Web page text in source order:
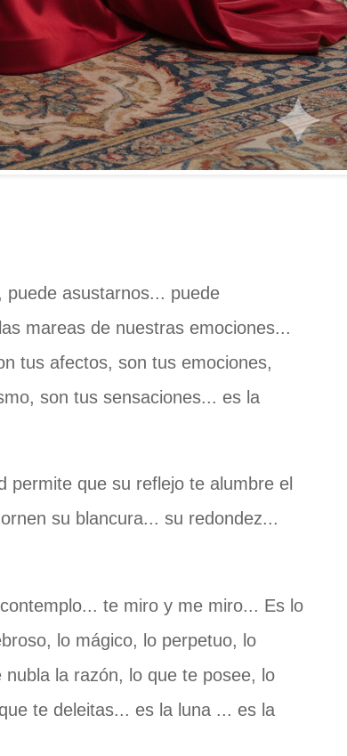
puede asustarnos... puede
mareas de nuestras emociones...
tus afectos, son tus emociones,
son tus sensaciones... es la
permite que su reflejo te alumbre el
su blancura... su redondez...
te miro y me miro... Es lo
lo mágico, lo perpetuo, lo
la razón, lo que te posee, lo
te deleitas... es la luna ... es la